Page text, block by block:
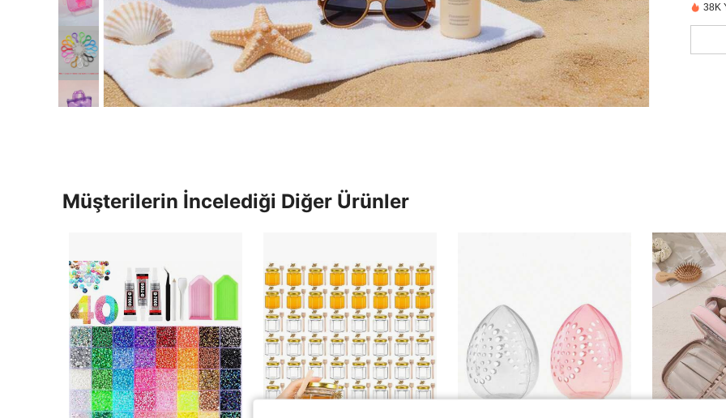
38K
Müşterilerin İncelediği Diğer Ürünler